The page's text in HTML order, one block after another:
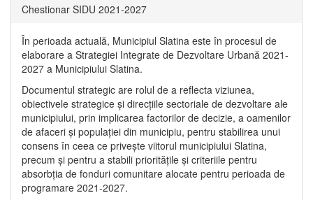
Chestionar SIDU 2021-2027
În perioada actuală, Municipiul Slatina este în procesul de
elaborare a Strategiei Integrate de Dezvoltare Urbană 2021‐
2027 a Municipiului Slatina.
Documentul strategic are rolul de a reflecta viziunea,
obiectivele strategice și direcțiile sectoriale de dezvoltare ale
municipiului, prin implicarea factorilor de decizie, a oamenilor
de afaceri și populației din municipiu, pentru stabilirea unui
consens în ceea ce privește viitorul municipiului Slatina,
precum și pentru a stabili prioritățile și criteriile pentru
absorbția de fonduri comunitare alocate pentru perioada de
programare 2021-2027.